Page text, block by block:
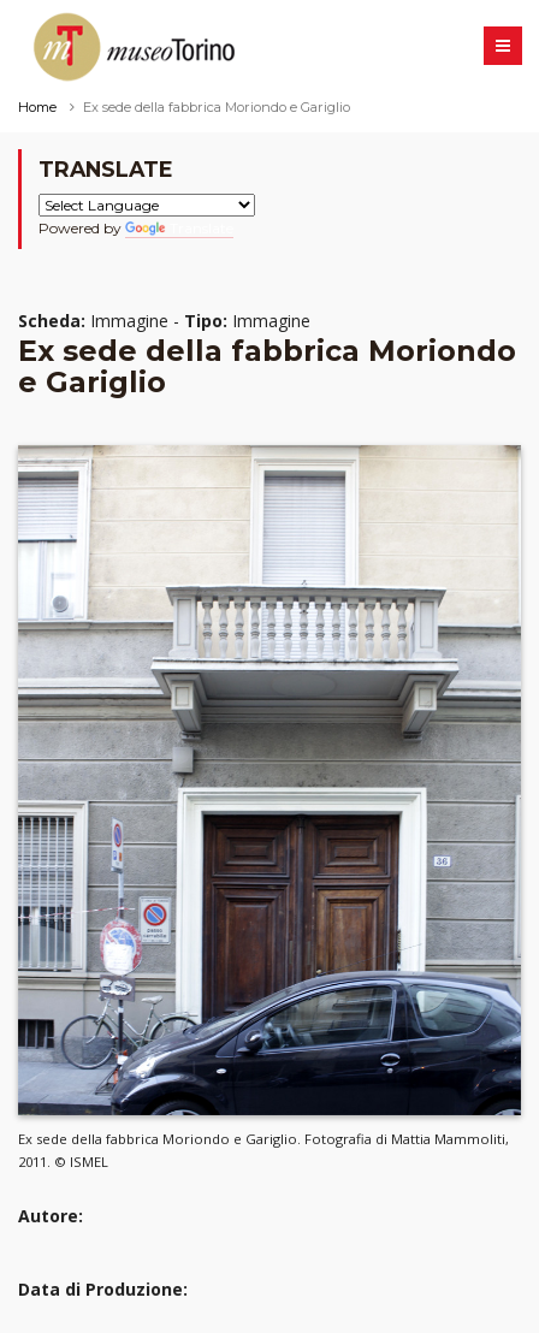
Home Ex sede della fabbrica Moriondo e Gariglio
TRANSLATE
Powered by
Scheda: Immagine - Tipo: Immagine
Ex sede della fabbrica Moriondo
e Gariglio
Ex sede della fabbrica Moriondo e Gariglio. Fotografia di Mattia Mammoliti,
2011. © ISMEL
Autore:
Data di Produzione: